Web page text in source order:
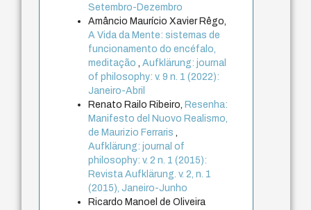
Setembro-Dezembro
Amâncio Maurício Xavier Rêgo,
A Vida da Mente: sistemas de
funcionamento do encéfalo,
meditação,Aufklärung: journal
of philosophy: v. 9 n. 1 (2022):
Janeiro-Abril
Renato Railo Ribeiro, Resenha:
Manifesto del Nuovo Realismo,
de Maurizio Ferraris,
Aufklärung: journal of
philosophy: v. 2 n. 1 (2015):
Revista Aufklärung. v. 2, n. 1
(2015), Janeiro-Junho
Ricardo Manoel de Oliveira